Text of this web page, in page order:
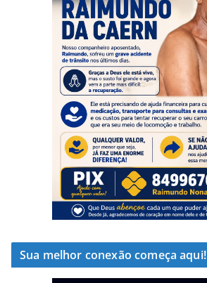
Sua melhor conexão começa aqui!